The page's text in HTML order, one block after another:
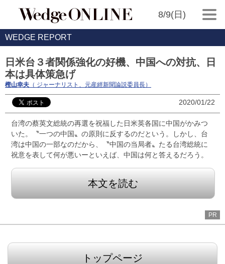
8/9(日)
WEDGE REPORT
日米台３者関係強化の好機、中国への対抗、日
本は具体策急げ
樫山幸夫 （ ジャーナリスト、元産經新聞論説委員長）
2020/01/22
台湾の蔡英文総統の再選を祝福した日米英各国に中国がかみつ
いた。〝一つの中国〟の原則に反するのだという。しかし、台
湾は中国の一部なのだから、〝中国の当局者〟たる台湾総統に
祝意を表して何が悪いーといえば、中国は何と答えるだろう。
本文を読む
PR
トップページ